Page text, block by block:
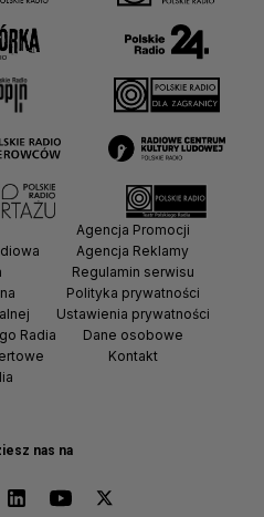
nas na
Radia
Agencja Promocji
Agencja Reklamy
Regulamin serwisu
Polityka prywatności
Ustawienia prywatności
Dane osobowe
Kontakt